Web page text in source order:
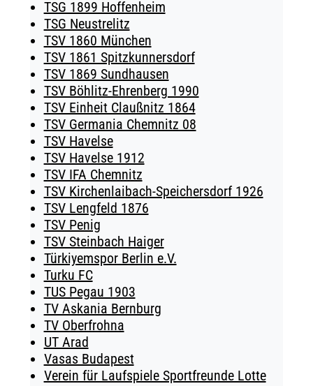
TSG 1899 Hoffenheim
TSG Neustrelitz
TSV 1860 München
TSV 1861 Spitzkunnersdorf
TSV 1869 Sundhausen
TSV Böhlitz-Ehrenberg 1990
TSV Einheit Claußnitz 1864
TSV Germania Chemnitz 08
TSV Havelse
TSV Havelse 1912
TSV IFA Chemnitz
TSV Kirchenlaibach-Speichersdorf 1926
TSV Lengfeld 1876
TSV Penig
TSV Steinbach Haiger
Türkiyemspor Berlin e.V.
Turku FC
TUS Pegau 1903
TV Askania Bernburg
TV Oberfrohna
UT Arad
Vasas Budapest
Verein für Laufspiele Sportfreunde Lotte